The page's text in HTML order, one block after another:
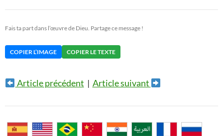
Fais ta part dans l’œuvre de Dieu. Partage ce message !
COPIER L’IMAGE COPIER LE TEXTE
Article précédent | Article suivant